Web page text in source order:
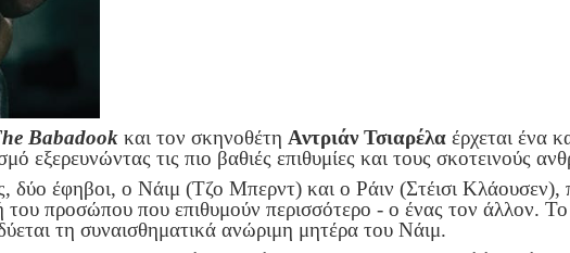
Babadookκαι τον σκηνοθέτη Αντριάν Τσιαρέλαέρχεται ένα
εξερευνώντας τις πιο βαθιές επιθυμίες και τους σκοτεινούς
δύο έφηβοι, ο Νάιμ (Τζο Μπερντ) και ο Ράιν (Στέισι Κλάουσεν),
του προσώπου που επιθυμούν περισσότερο - ο ένας τον άλλον.
τη συναισθηματικά ανώριμη μητέρα του Νάιμ.